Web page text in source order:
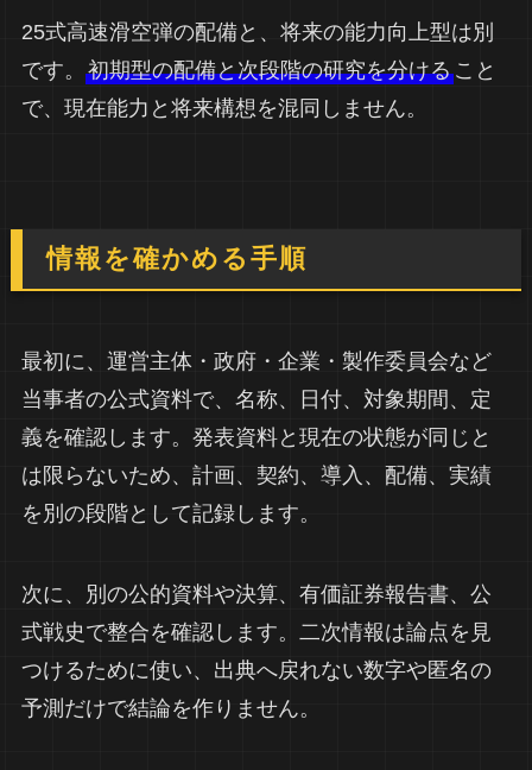
25式高速滑空弾の配備と、将来の能力向上型は別
です。 初期型の配備と次段階の研究を分けること
で、現在能力と将来構想を混同しません。
情報を確かめる手順
最初に、運営主体・政府・企業・製作委員会など
当事者の公式資料で、名称、日付、対象期間、定
義を確認します。発表資料と現在の状態が同じと
は限らないため、計画、契約、導入、配備、実績
を別の段階として記録します。
次に、別の公的資料や決算、有価証券報告書、公
式戦史で整合を確認します。二次情報は論点を見
つけるために使い、出典へ戻れない数字や匿名の
予測だけで結論を作りません。